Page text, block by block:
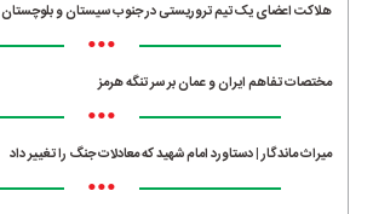
هلاکت اعضای یک تیم تروریستی در جنوب سیستان و بلوچستان
•••
مختصات تفاهم ایران و عمان بر سر تنگه هرمز
•••
میراث ماندگار | دستاورد امام شهید که معادلات جنگ را تغییر داد
•••